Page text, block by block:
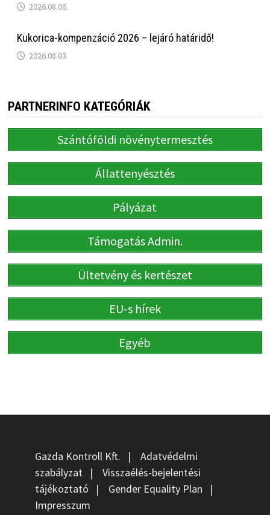
2026.08.06.
Kukorica-kompenzáció 2026 – lejáró határidő!
2026.08.03.
PARTNERINFO KATEGÓRIÁK
Szántóföldi növénytermesztés
Állattenyésztés
Pályázat
Támogatás Admin.
Ültetvény és kertészet
EU-s hírek
Egyéb
Gazda Kontroll Kft. | Adatvédelmi
szabályzat | Visszaélés-bejelentési
tájékoztató | Gender Equality Plan |
Impresszum